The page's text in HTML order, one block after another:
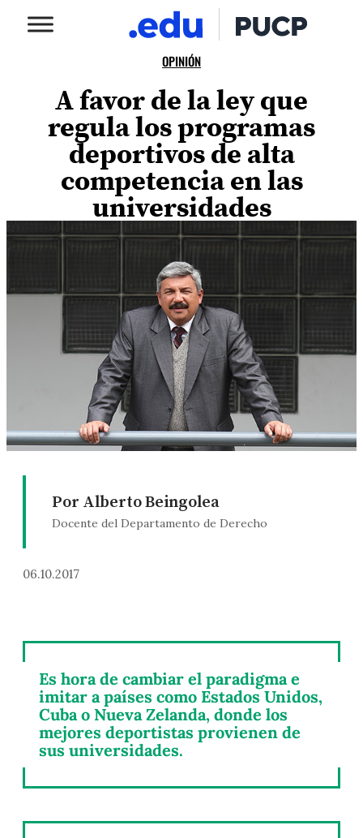
OPINIÓN
A favor de la ley que
regula los programas
deportivos de alta
competencia en las
universidades
Por Alberto Beingolea
Docente del Departamento de Derecho
06.10.2017
Es hora de cambiar el paradigma e
imitar a países como Estados Unidos,
Cuba o Nueva Zelanda, donde los
mejores deportistas provienen de
sus universidades.